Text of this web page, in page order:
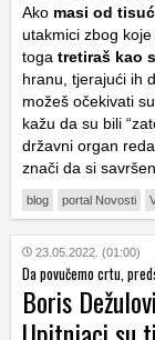
Ako masi od
utakmici zbog
toga tretiraš kao
hranu, tjerajući ih
možeš očekivati
kažu da su bili
državni organ
znači da si
blog portal Novosti
23.05.2022. (01:00)
Da povučemo crtu,
Boris